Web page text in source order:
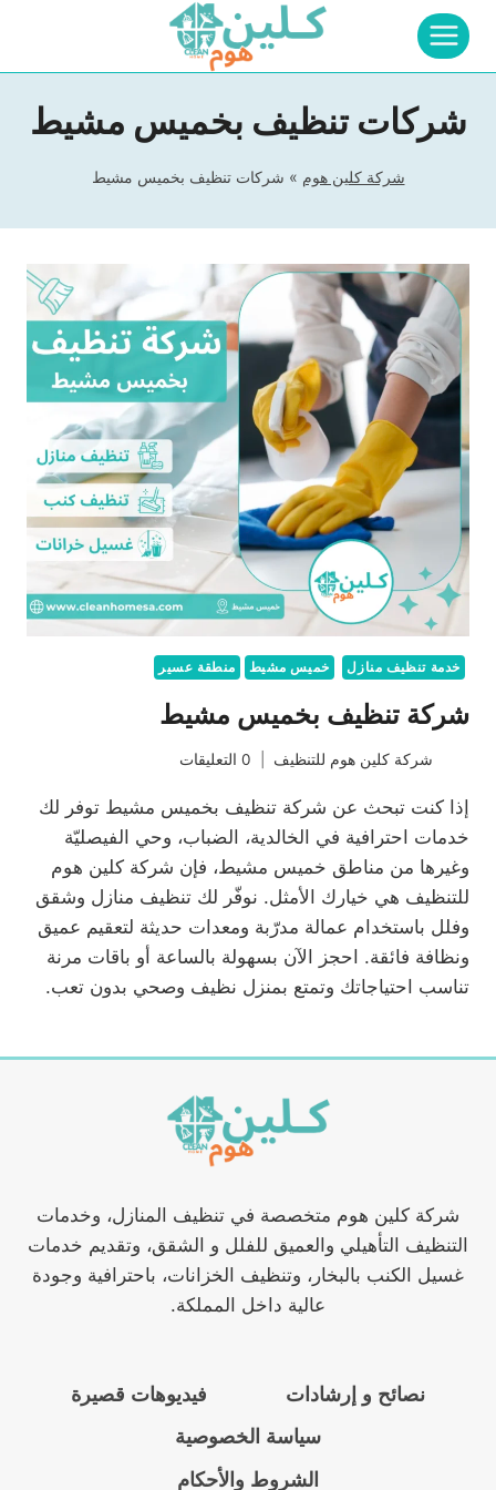
التجاوز
المحتوى
شركات تنظيف بخميس مشيط
شركة كلين هوم » شركات تنظيف بخميس مشيط
خدمة تنظيف منازل خميس مشيط منطقة عسير
شركة تنظيف بخميس مشيط
شركة كلين هوم للتنظيف 0 التعليقات
إذا كنت تبحث عن شركة تنظيف بخميس مشيط توفر لك
خدمات احترافية في الخالدية، الضباب، وحي الفيصليّة
وغيرها من مناطق خميس مشيط، فإن شركة كلين هوم
للتنظيف هي خيارك الأمثل. نوفّر لك تنظيف منازل وشقق
وفلل باستخدام عمالة مدرّبة ومعدات حديثة لتعقيم عميق
ونظافة فائقة. احجز الآن بسهولة بالساعة أو باقات مرنة
تناسب احتياجاتك وتمتع بمنزل نظيف وصحي بدون تعب.
شركة كلين هوم متخصصة في تنظيف المنازل، وخدمات
التنظيف التأهيلي والعميق للفلل و الشقق، وتقديم خدمات
غسيل الكنب بالبخار، وتنظيف الخزانات، باحترافية وجودة
عالية داخل المملكة.
نصائح و إرشادات
فيديوهات قصيرة
سياسة الخصوصية
الشروط والأحكام